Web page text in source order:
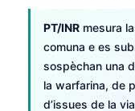
PT/INR mesura
comuna e es
sospèchan una
la warfarina, de
d’issues de la